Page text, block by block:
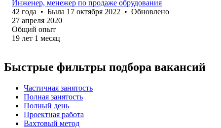
Инженер, менежер по продаже обрудования
42 года • Была 17 октября 2022 • Обновлено
27 апреля 2020
Общий опыт
19 лет 1 месяц
Быстрые фильтры подбора вакансий
Частичная занятость
Полная занятость
Полный день
Проектная работа
Вахтовый метод